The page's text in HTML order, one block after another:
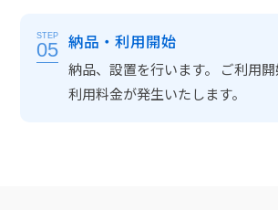
STEP
05 納品・利用開始
納品、設置を行います。 ご利用
利用料金が発生いたします。